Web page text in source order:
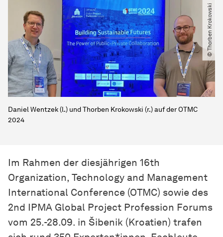
© Thorben Krokowski
Daniel Wentzek (l.) und Thorben Krokowski (r.) auf der OTMC
2024
Im Rahmen der diesjährigen 16th
Organization, Technology and Management
International Conference (OTMC) sowie des
2nd IPMA Global Project Profession Forums
vom 25.-28.09. in Šibenik (Kroatien) trafen